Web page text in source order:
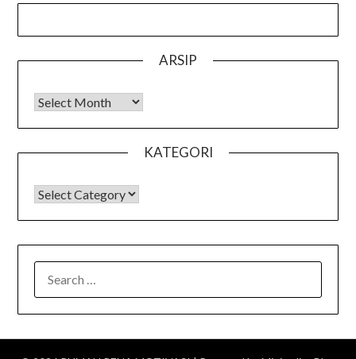
ARSIP
Arsip
KATEGORI
KATEGORI
FOR: